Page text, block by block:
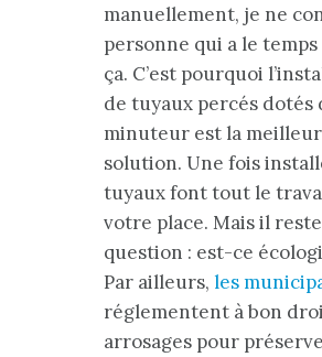
manuellement, je ne
personne qui a le
ça. C’est pourquoi
de tuyaux percés dotés
minuteur est la
solution. Une fois
tuyaux font tout le
votre place. Mais il
question : est-ce
Par ailleurs, les
réglementent à bon
arrosages pour